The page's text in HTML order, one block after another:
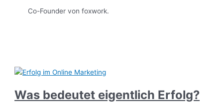
Co-Founder von foxwork.
Was bedeutet eigentlich Erfolg?